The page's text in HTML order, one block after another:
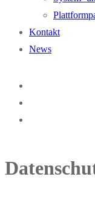
Kontakt
News